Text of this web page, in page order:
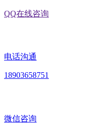
QQ在线咨询
电话沟通
18903658751
微信咨询